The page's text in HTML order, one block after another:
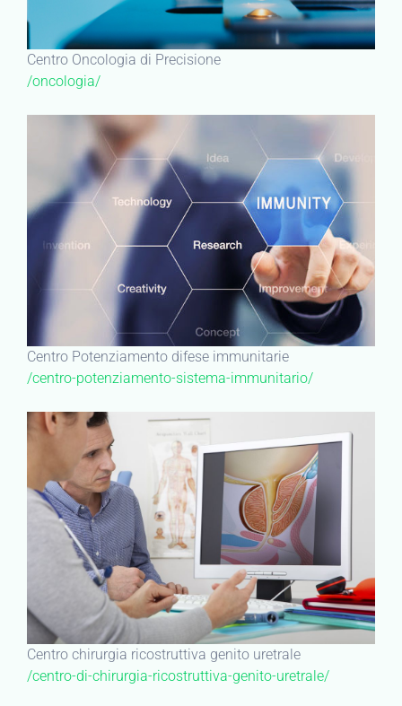
Centro Oncologia di Precisione
/oncologia/
Centro Potenziamento difese immunitarie
/centro-potenziamento-sistema-immunitario/
Centro chirurgia ricostruttiva genito uretrale
/centro-di-chirurgia-ricostruttiva-genito-uretrale/